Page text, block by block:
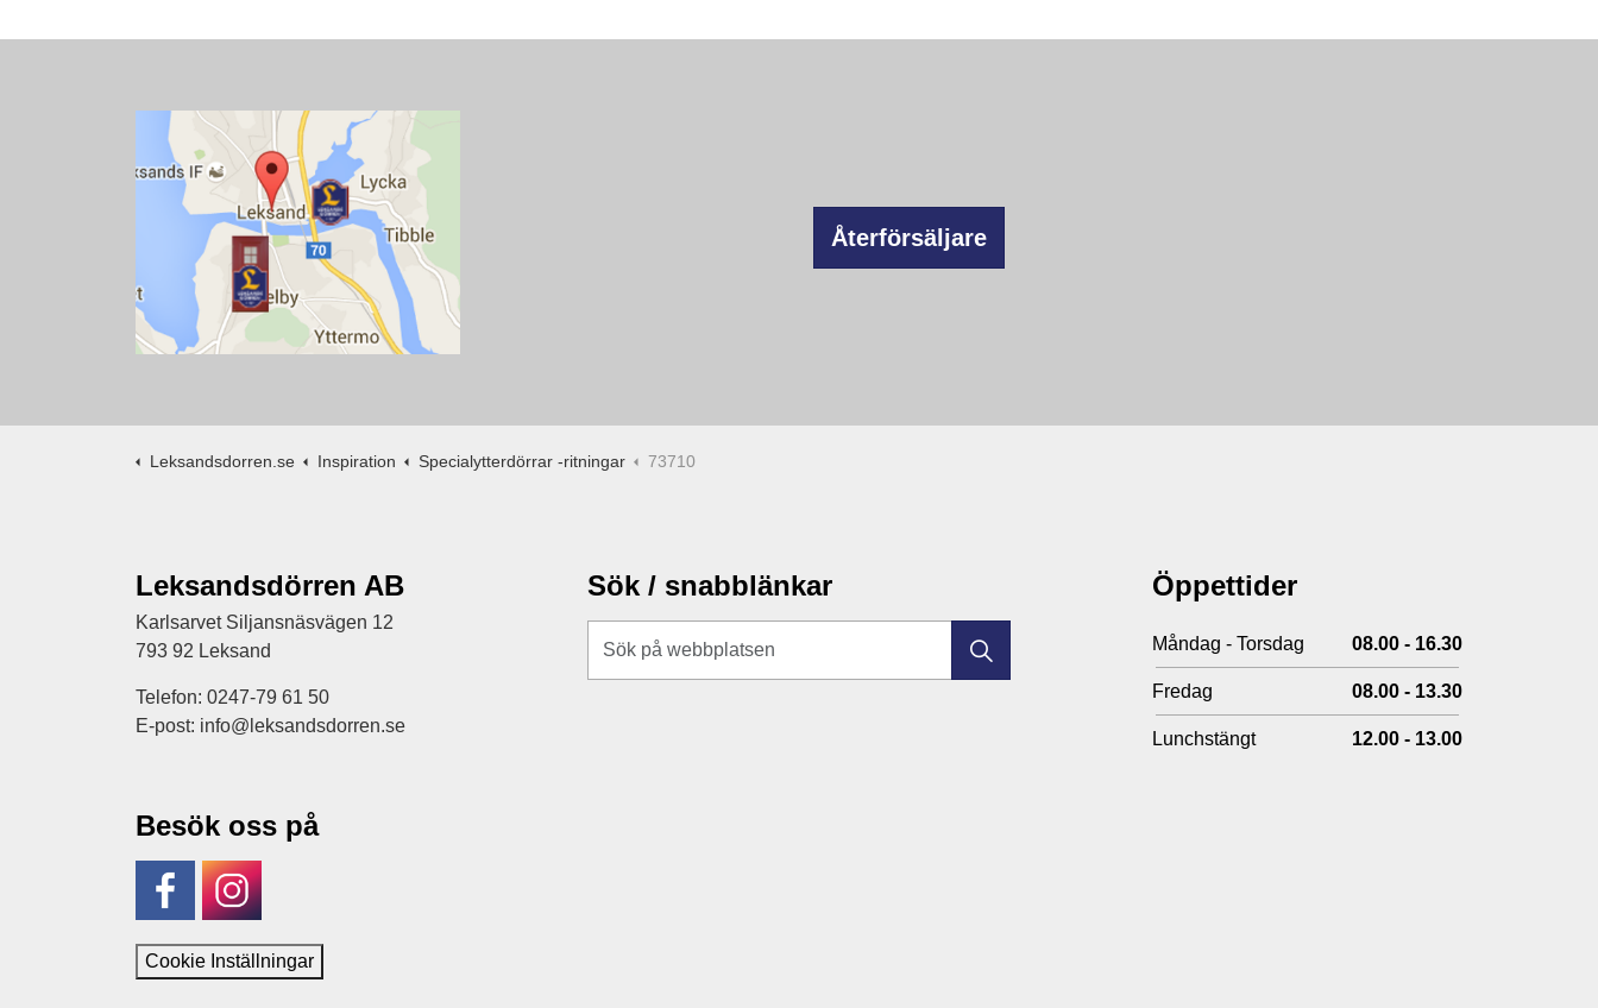
Återförsäljare
Leksandsdorren.se Inspiration Specialytterdörrar -ritningar 73710
Leksandsdörren AB
Karlsarvet Siljansnäsvägen 12
793 92 Leksand
Telefon: 0247-79 61 50
E-post: info@leksandsdorren.se
Sök / snabblänkar Öppettider
Måndag - Torsdag 08.00 - 16.30
Fredag 08.00 - 13.30
Lunchstängt 12.00 - 13.00
Besök oss på
FacebookInstagram
Cookie Inställningar